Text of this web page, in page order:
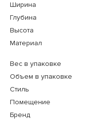
Ширина
Глубина
Высота
Материал
Вес в упаковке
Объем в упаковке
Стиль
Помещение
Бренд